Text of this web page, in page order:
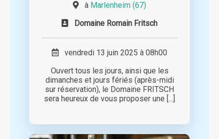
à Marlenheim (67)
Domaine Romain Fritsch
vendredi 13 juin 2025 à 08h00
Ouvert tous les jours, ainsi que les
dimanches et jours fériés (après-midi
sur réservation), le Domaine FRITSCH
sera heureux de vous proposer une [...]